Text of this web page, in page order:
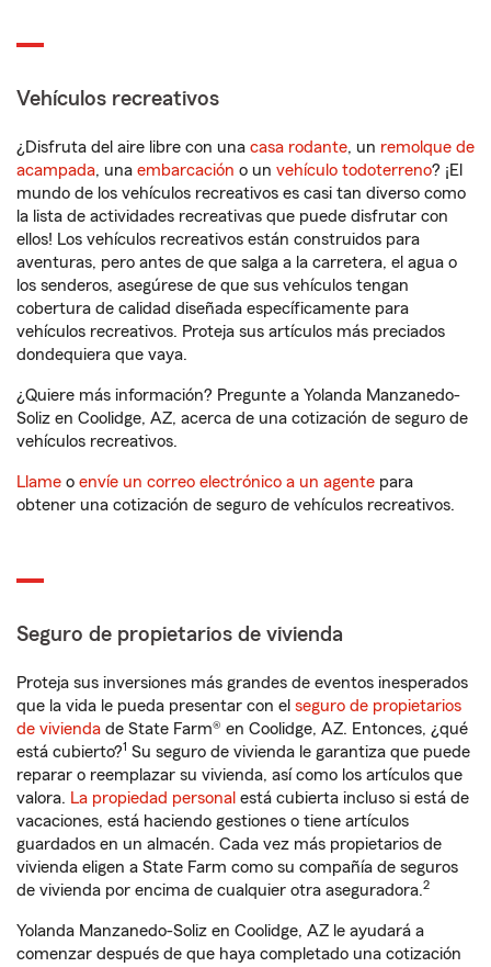
Vehículos recreativos
¿Disfruta del aire libre con una casa rodante, un remolque de
acampada, una embarcación o un vehículo todoterreno? ¡El
mundo de los vehículos recreativos es casi tan diverso como
la lista de actividades recreativas que puede disfrutar con
ellos! Los vehículos recreativos están construidos para
aventuras, pero antes de que salga a la carretera, el agua o
los senderos, asegúrese de que sus vehículos tengan
cobertura de calidad diseñada específicamente para
vehículos recreativos. Proteja sus artículos más preciados
dondequiera que vaya.
¿Quiere más información? Pregunte a Yolanda Manzanedo-
Soliz en Coolidge, AZ, acerca de una cotización de seguro de
vehículos recreativos.
Llame o envíe un correo electrónico a un agente para
obtener una cotización de seguro de vehículos recreativos.
Seguro de propietarios de vivienda
Proteja sus inversiones más grandes de eventos inesperados
que la vida le pueda presentar con el seguro de propietarios
de vivienda de State Farm® en Coolidge, AZ. Entonces, ¿qué
está cubierto?1 Su seguro de vivienda le garantiza que puede
reparar o reemplazar su vivienda, así como los artículos que
valora. La propiedad personal está cubierta incluso si está de
vacaciones, está haciendo gestiones o tiene artículos
guardados en un almacén. Cada vez más propietarios de
vivienda eligen a State Farm como su compañía de seguros
de vivienda por encima de cualquier otra aseguradora.2
Yolanda Manzanedo-Soliz en Coolidge, AZ le ayudará a
comenzar después de que haya completado una cotización